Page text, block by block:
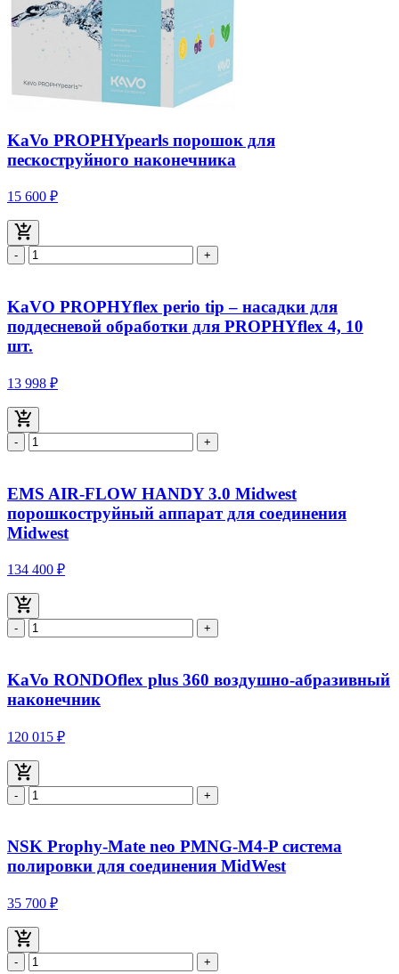
KaVo PROPHYpearls порошок для
пескоструйного наконечника
15 600 ₽
- +
KaVO PROPHYflex perio tip – насадки для
поддесневой обработки для PROPHYflex 4, 10
шт.
13 998 ₽
- +
EMS AIR-FLOW HANDY 3.0 Midwest
порошкоструйный аппарат для соединения
Midwest
134 400 ₽
- +
KaVo RONDOflex plus 360 воздушно-абразивный
наконечник
120 015 ₽
- +
NSK Prophy-Mate neo PMNG-M4-P система
полировки для соединения MidWest
35 700 ₽
- +